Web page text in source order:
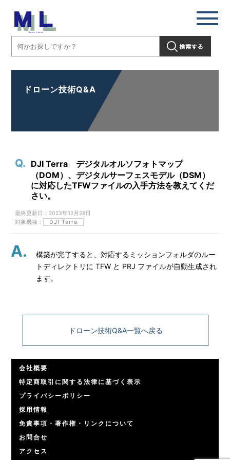
ドローン技術Q&A
DJI Terra デジタルオルソフォトマップ
（DOM）、デジタルサーフェスモデル（DSM）
に対応したTFWファイルの入手方法を教えてくだ
さい。
最終更新日：2023年12月28日
対象機種：
DJI Terra
構築が完了すると、対応するミッションフォルダのルー
トディレクトリに TFW と PRJ ファイルが自動生成され
ます。
ドローン技術Q&A一覧へ戻る
会社概要
特定商取引に関する法律に基づく表示
プライバシーポリシー
採用情報
免責事項・著作権・リンクについて
お問合せ
アクセス